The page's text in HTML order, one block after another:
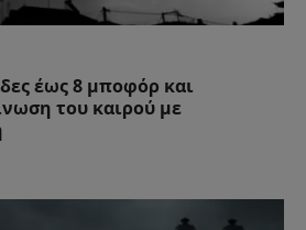
έως 8 μποφόρ και
του καιρού με